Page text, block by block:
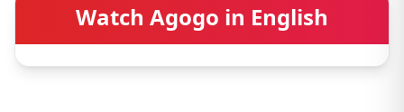
Watch Agogo in English